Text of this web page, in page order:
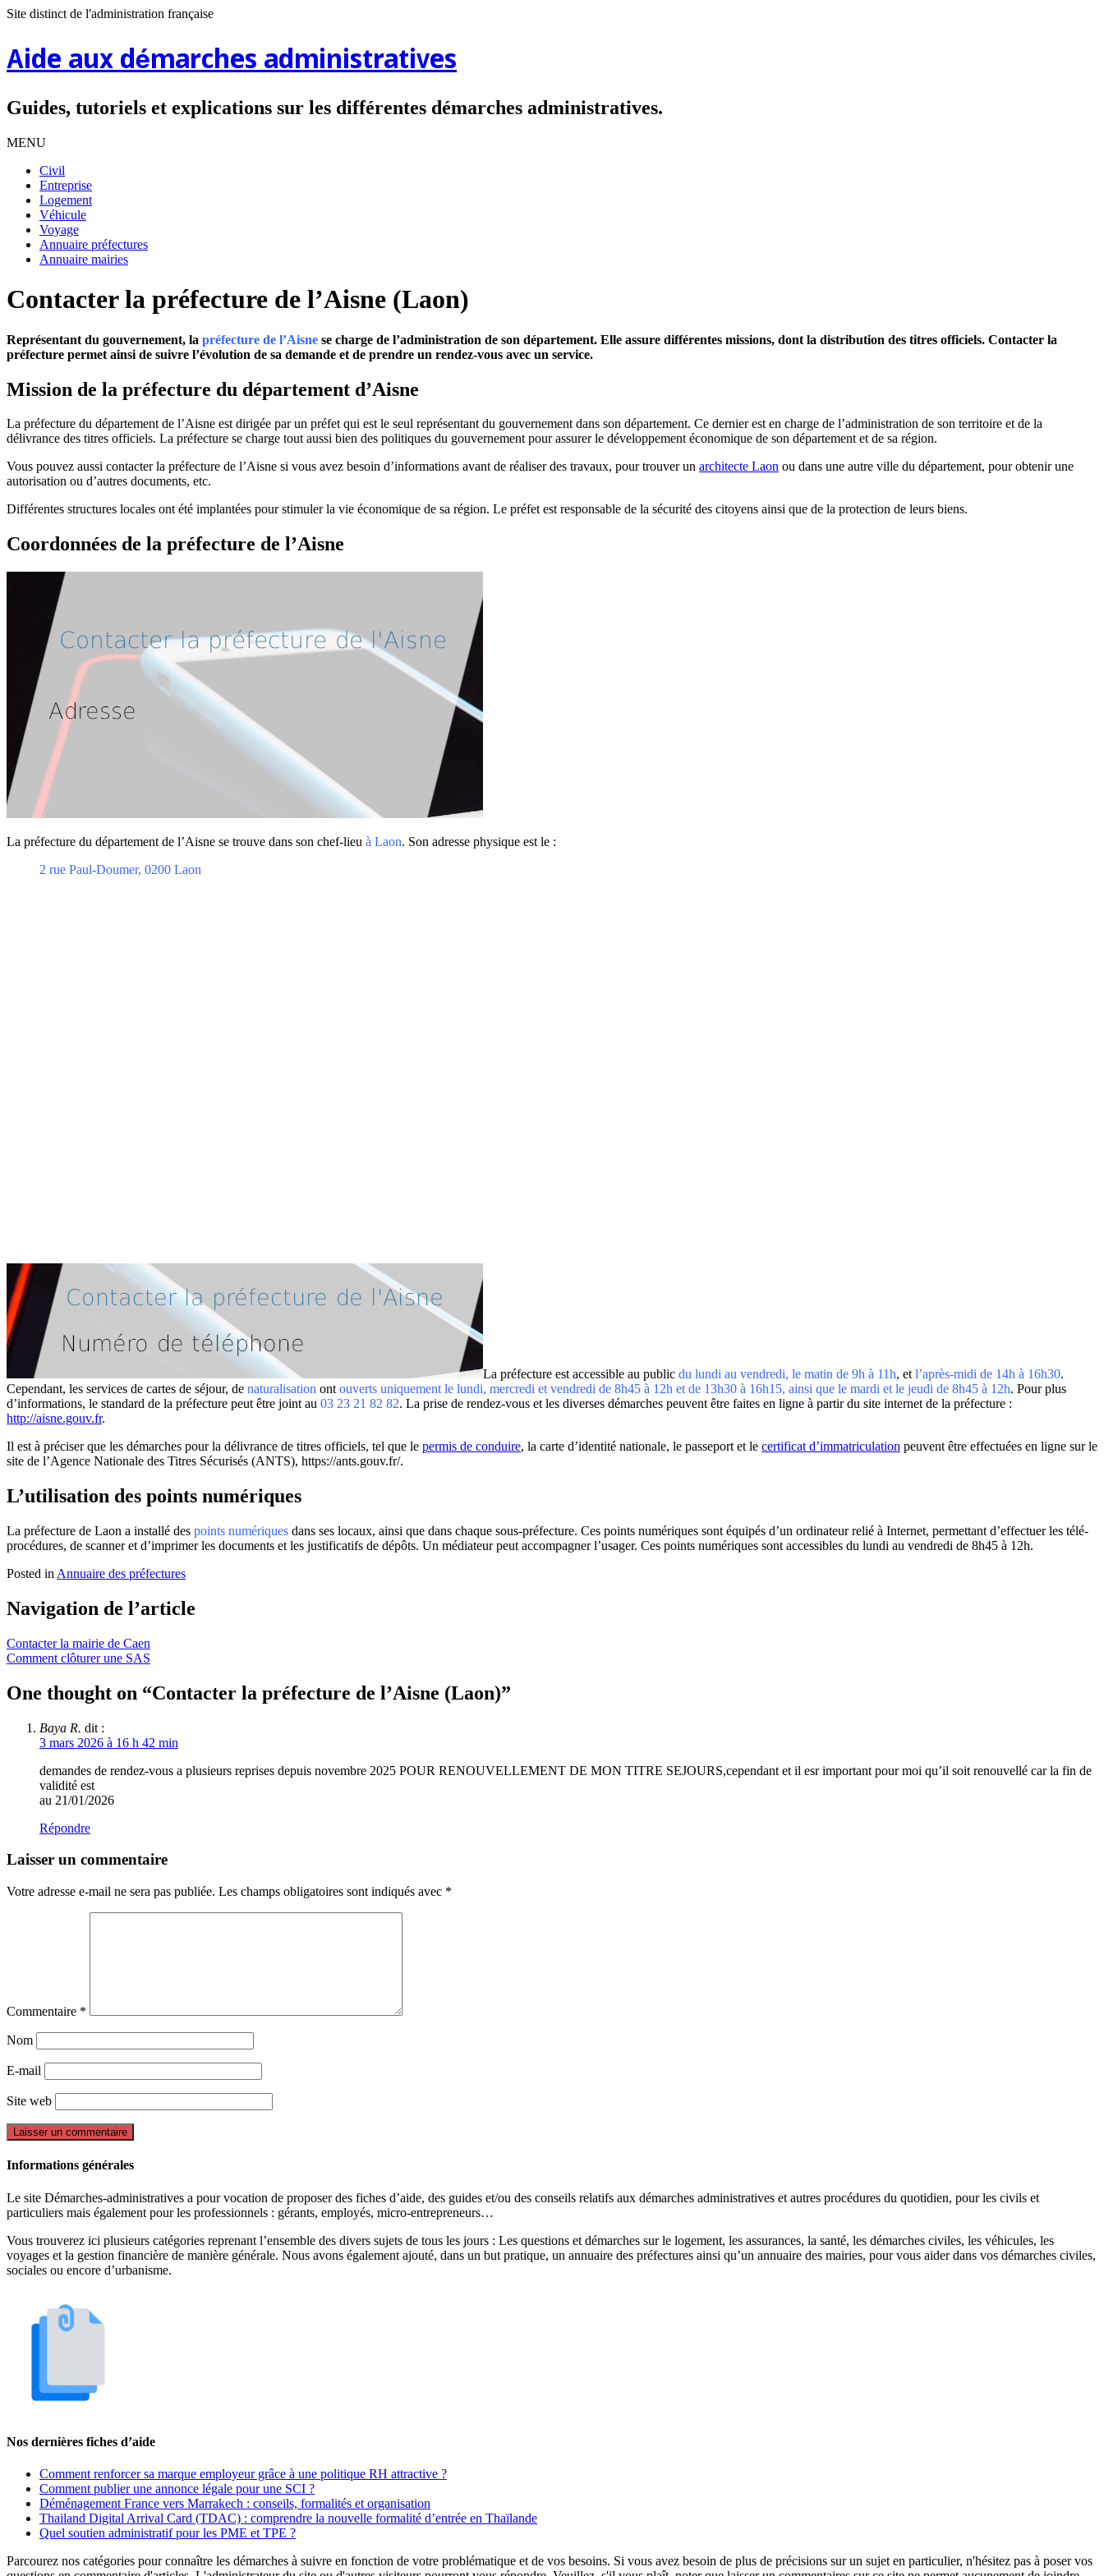
Site distinct de l'administration française
Aide aux démarches administratives
Guides, tutoriels et explications sur les différentes démarches administratives.
MENU
Civil
Entreprise
Logement
Véhicule
Voyage
Annuaire préfectures
Annuaire mairies
Contacter la préfecture de l’Aisne (Laon)
Représentant du gouvernement, la préfecture de l’Aisne se charge de l’administration de son département. Elle assure différentes missions, dont la distribution des titres officiels. Contacter la
préfecture permet ainsi de suivre l’évolution de sa demande et de prendre un rendez-vous avec un service.
Mission de la préfecture du département d’Aisne
La préfecture du département de l’Aisne est dirigée par un préfet qui est le seul représentant du gouvernement dans son département. Ce dernier est en charge de l’administration de son territoire et de la
délivrance des titres officiels. La préfecture se charge tout aussi bien des politiques du gouvernement pour assurer le développement économique de son département et de sa région.
Vous pouvez aussi contacter la préfecture de l’Aisne si vous avez besoin d’informations avant de réaliser des travaux, pour trouver un architecte Laon ou dans une autre ville du département, pour obtenir une
autorisation ou d’autres documents, etc.
Différentes structures locales ont été implantées pour stimuler la vie économique de sa région. Le préfet est responsable de la sécurité des citoyens ainsi que de la protection de leurs biens.
Coordonnées de la préfecture de l’Aisne
La préfecture du département de l’Aisne se trouve dans son chef-lieu à Laon. Son adresse physique est le :
2 rue Paul-Doumer, 0200 Laon
La préfecture est accessible au public du lundi au vendredi, le matin de 9h à 11h, et l’après-midi de 14h à 16h30.
Cependant, les services de cartes de séjour, de naturalisation ont ouverts uniquement le lundi, mercredi et vendredi de 8h45 à 12h et de 13h30 à 16h15, ainsi que le mardi et le jeudi de 8h45 à 12h. Pour plus
d’informations, le standard de la préfecture peut être joint au 03 23 21 82 82. La prise de rendez-vous et les diverses démarches peuvent être faites en ligne à partir du site internet de la préfecture :
http://aisne.gouv.fr.
Il est à préciser que les démarches pour la délivrance de titres officiels, tel que le permis de conduire, la carte d’identité nationale, le passeport et le certificat d’immatriculation peuvent être effectuées en ligne sur le
site de l’Agence Nationale des Titres Sécurisés (ANTS), https://ants.gouv.fr/.
L’utilisation des points numériques
La préfecture de Laon a installé des points numériques dans ses locaux, ainsi que dans chaque sous-préfecture. Ces points numériques sont équipés d’un ordinateur relié à Internet, permettant d’effectuer les télé-
procédures, de scanner et d’imprimer les documents et les justificatifs de dépôts. Un médiateur peut accompagner l’usager. Ces points numériques sont accessibles du lundi au vendredi de 8h45 à 12h.
Posted in Annuaire des préfectures
Navigation de l’article
Contacter la mairie de Caen
Comment clôturer une SAS
One thought on “Contacter la préfecture de l’Aisne (Laon)”
Baya R. dit :
3 mars 2026 à 16 h 42 min
demandes de rendez-vous a plusieurs reprises depuis novembre 2025 POUR RENOUVELLEMENT DE MON TITRE SEJOURS,cependant et il esr important pour moi qu’il soit renouvellé car la fin de
validité est
au 21/01/2026
Répondre
Laisser un commentaire
Votre adresse e-mail ne sera pas publiée. Les champs obligatoires sont indiqués avec *
Commentaire *
Nom
E-mail
Site web
Informations générales
Le site Démarches-administratives a pour vocation de proposer des fiches d’aide, des guides et/ou des conseils relatifs aux démarches administratives et autres procédures du quotidien, pour les civils et
particuliers mais également pour les professionnels : gérants, employés, micro-entrepreneurs…
Vous trouverez ici plusieurs catégories reprenant l’ensemble des divers sujets de tous les jours : Les questions et démarches sur le logement, les assurances, la santé, les démarches civiles, les véhicules, les
voyages et la gestion financière de manière générale. Nous avons également ajouté, dans un but pratique, un annuaire des préfectures ainsi qu’un annuaire des mairies, pour vous aider dans vos démarches civiles,
sociales ou encore d’urbanisme.
Nos dernières fiches d’aide
Comment renforcer sa marque employeur grâce à une politique RH attractive ?
Comment publier une annonce légale pour une SCI ?
Déménagement France vers Marrakech : conseils, formalités et organisation
Thailand Digital Arrival Card (TDAC) : comprendre la nouvelle formalité d’entrée en Thaïlande
Quel soutien administratif pour les PME et TPE ?
Parcourez nos catégories pour connaître les démarches à suivre en fonction de votre problématique et de vos besoins. Si vous avez besoin de plus de précisions sur un sujet en particulier, n'hésitez pas à poser vos